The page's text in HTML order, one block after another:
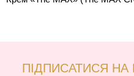
ПІДПИСАТИСЯ НА